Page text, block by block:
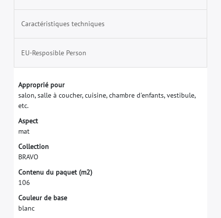
Caractéristiques techniques
EU-Resposible Person
Approprié pour
salon, salle à coucher, cuisine, chambre d'enfants, vestibule,
etc.
Aspect
mat
Collection
BRAVO
Contenu du paquet (m2)
106
Couleur de base
blanc